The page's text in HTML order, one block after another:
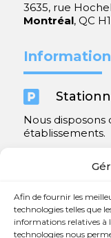
Afin de fournir les
technologies telles que
informations relatives à
technologies nous
3635, rue
Montréal, QC
Information

Nous disposons
établissements.
Contact
 450